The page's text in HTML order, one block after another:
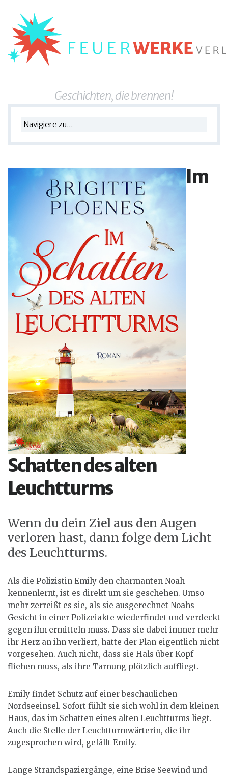
Geschichten, die brennen!
Im
Schatten des alten
Leuchtturms
Wenn du dein Ziel aus den Augen
verloren hast, dann folge dem Licht
des Leuchtturms.
Als die Polizistin Emily den charmanten Noah
kennenlernt, ist es direkt um sie geschehen. Umso
mehr zerreißt es sie, als sie ausgerechnet Noahs
Gesicht in einer Polizeiakte wiederfindet und verdeckt
gegen ihn ermitteln muss. Dass sie dabei immer mehr
ihr Herz an ihn verliert, hatte der Plan eigentlich nicht
vorgesehen. Auch nicht, dass sie Hals über Kopf
fliehen muss, als ihre Tarnung plötzlich auffliegt.
Emily findet Schutz auf einer beschaulichen
Nordseeinsel. Sofort fühlt sie sich wohl in dem kleinen
Haus, das im Schatten eines alten Leuchtturms liegt.
Auch die Stelle der Leuchtturmwärterin, die ihr
zugesprochen wird, gefällt Emily.
Lange Strandspaziergänge, eine Brise Seewind und